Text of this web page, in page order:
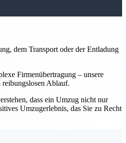
dem Transport oder der Entladung
Firmenübertragung – unsere
Ablauf.
dass ein Umzug nicht nur
Umzugerlebnis, das Sie zu Recht